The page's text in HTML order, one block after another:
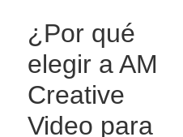
¿Por qué
elegir a AM
Creative
Video para